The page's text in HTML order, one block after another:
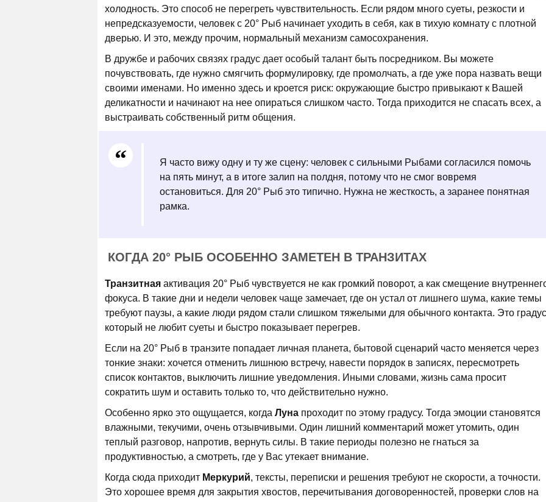
холодность. Это способ не перегреть чувствительность. Если рядом много суеты, резкости и
непредсказуемости, человек с 20° Рыб начинает уходить в себя, как в тихую комнату с плотной
дверью. И это, между прочим, нормальный механизм самосохранения.
В дружбе и рабочих связях градус дает особый талант быть посредником. Вы можете
почувствовать, где нужно смягчить формулировку, где промолчать, а где уже пора назвать вещи
своими именами. Но именно здесь и кроется риск: окружающие быстро привыкают к Вашей
деликатности и начинают на нее опираться слишком часто. Тогда приходится не спасать всех, а
выстраивать собственный ритм общения.
Я часто вижу одну и ту же сцену: человек с сильными Рыбами согласился помочь
на пять минут, а в итоге залип на полдня, потому что не смог вовремя
остановиться. Для 20° Рыб это типично. Нужна не жесткость, а заранее понятная
рамка.
КОГДА 20° РЫБ ОСОБЕННО ЗАМЕТЕН В ТРАНЗИТАХ
Транзитная активация 20° Рыб чувствуется не как громкий поворот, а как смещение
фокуса. В такие дни и недели человек чаще замечает, где он устал от лишнего шума, какие темы
требуют паузы, а какие люди рядом стали слишком тяжелыми для обычного контакта. Это
который не любит суеты и быстро показывает перегрев.
Если на 20° Рыб в транзите попадает личная планета, бытовой сценарий часто меняется через
тонкие знаки: хочется отменить лишнюю встречу, навести порядок в записях, пересмотреть
список контактов, выключить лишние уведомления. Иными словами, жизнь сама просит
сократить шум и оставить только то, что действительно нужно.
Особенно ярко это ощущается, когда Луна проходит по этому градусу. Тогда эмоции становятся
влажными, текучими, очень отзывчивыми. Один лишний комментарий может утомить, один
теплый разговор, напротив, вернуть силы. В такие периоды полезно не гнаться за
продуктивностью, а смотреть, где у Вас утекает внимание.
Когда сюда приходит Меркурий, тексты, переписки и решения требуют не скорости, а точности.
Это хорошее время для закрытия хвостов, перечитывания договоренностей, проверки слов на